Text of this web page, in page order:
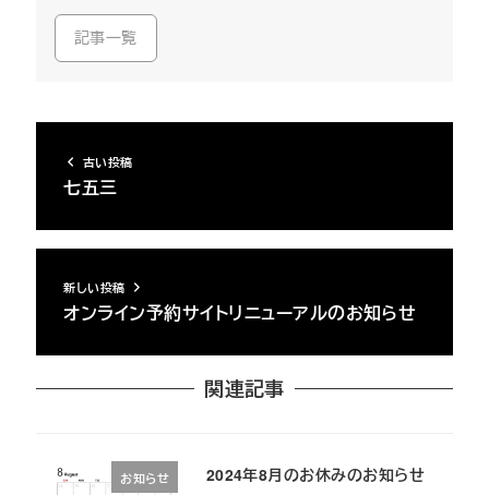
記事一覧
古い投稿
七五三
新しい投稿
オンライン予約サイトリニューアルのお知らせ
関連記事
お知らせ 2024年8月のお休みのお知らせ